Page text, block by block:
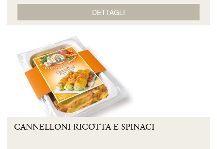
DETTAGLI
CANNELLONI RICOTTA E SPINACI